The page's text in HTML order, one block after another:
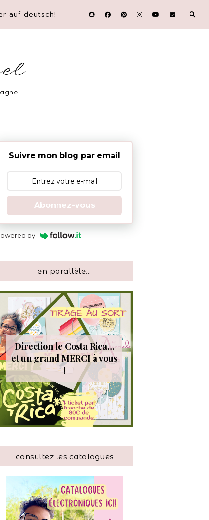
auf deutsch!
Suivre mon blog par email
Abonnez-vous
by
en parallèle...
Direction le Costa Rica…
et un grand MERCI à vous
!
consultez les catalogues